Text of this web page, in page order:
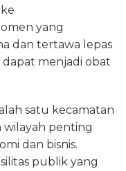
yang
dan tertawa lepas
menjadi obat
satu kecamatan
wilayah penting
dan bisnis.
publik yang